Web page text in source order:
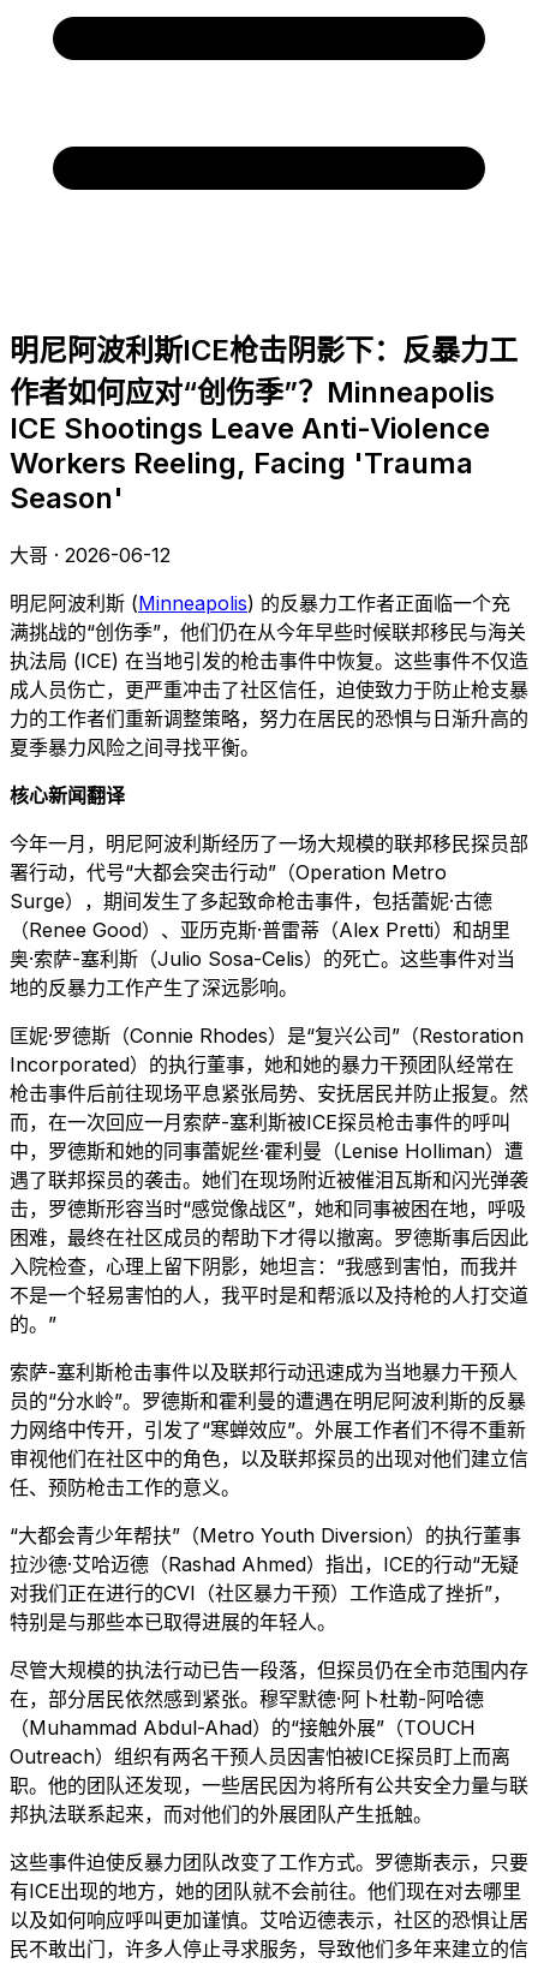
明尼阿波利斯ICE枪击阴影下：反暴力工
作者如何应对“创伤季”？Minneapolis
ICE Shootings Leave Anti-Violence
Workers Reeling, Facing 'Trauma
Season'
大哥 · 2026-06-12
明尼阿波利斯 (Minneapolis) 的反暴力工作者正面临一个充
满挑战的“创伤季”，他们仍在从今年早些时候联邦移民与海关
执法局 (ICE) 在当地引发的枪击事件中恢复。这些事件不仅造
成人员伤亡，更严重冲击了社区信任，迫使致力于防止枪支暴
力的工作者们重新调整策略，努力在居民的恐惧与日渐升高的
夏季暴力风险之间寻找平衡。
核心新闻翻译
今年一月，明尼阿波利斯经历了一场大规模的联邦移民探员部
署行动，代号“大都会突击行动”（Operation Metro
Surge），期间发生了多起致命枪击事件，包括蕾妮·古德
（Renee Good）、亚历克斯·普雷蒂（Alex Pretti）和胡里
奥·索萨-塞利斯（Julio Sosa-Celis）的死亡。这些事件对当
地的反暴力工作产生了深远影响。
匡妮·罗德斯（Connie Rhodes）是“复兴公司”（Restoration
Incorporated）的执行董事，她和她的暴力干预团队经常在
枪击事件后前往现场平息紧张局势、安抚居民并防止报复。然
而，在一次回应一月索萨-塞利斯被ICE探员枪击事件的呼叫
中，罗德斯和她的同事蕾妮丝·霍利曼（Lenise Holliman）遭
遇了联邦探员的袭击。她们在现场附近被催泪瓦斯和闪光弹袭
击，罗德斯形容当时“感觉像战区”，她和同事被困在地，呼吸
困难，最终在社区成员的帮助下才得以撤离。罗德斯事后因此
入院检查，心理上留下阴影，她坦言：“我感到害怕，而我并
不是一个轻易害怕的人，我平时是和帮派以及持枪的人打交道
的。”
索萨-塞利斯枪击事件以及联邦行动迅速成为当地暴力干预人
员的“分水岭”。罗德斯和霍利曼的遭遇在明尼阿波利斯的反暴
力网络中传开，引发了“寒蝉效应”。外展工作者们不得不重新
审视他们在社区中的角色，以及联邦探员的出现对他们建立信
任、预防枪击工作的意义。
“大都会青少年帮扶”（Metro Youth Diversion）的执行董事
拉沙德·艾哈迈德（Rashad Ahmed）指出，ICE的行动“无疑
对我们正在进行的CVI（社区暴力干预）工作造成了挫折”，
特别是与那些本已取得进展的年轻人。
尽管大规模的执法行动已告一段落，但探员仍在全市范围内存
在，部分居民依然感到紧张。穆罕默德·阿卜杜勒-阿哈德
（Muhammad Abdul-Ahad）的“接触外展”（TOUCH
Outreach）组织有两名干预人员因害怕被ICE探员盯上而离
职。他的团队还发现，一些居民因为将所有公共安全力量与联
邦执法联系起来，而对他们的外展团队产生抵触。
这些事件迫使反暴力团队改变了工作方式。罗德斯表示，只要
有ICE出现的地方，她的团队就不会前往。他们现在对去哪里
以及如何响应呼叫更加谨慎。艾哈迈德表示，社区的恐惧让居
民不敢出门，许多人停止寻求服务，导致他们多年来建立的信